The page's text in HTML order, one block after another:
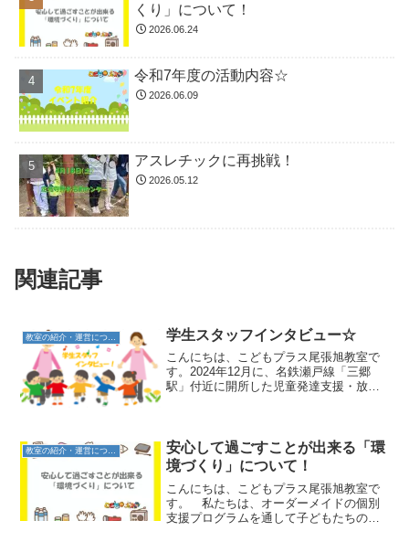
くり」について！
2026.06.24
令和7年度の活動内容☆
2026.06.09
アスレチックに再挑戦！
2026.05.12
関連記事
学生スタッフインタビュー☆
こんにちは、こどもプラス尾張旭教室で
す。2024年12月に、名鉄瀬戸線「三郷
駅」付近に開所した児童発達支援・放課
ちの小さな¨できた！...
安心して過ごすことが出来る「環
境づくり」について！
こんにちは、こどもプラス尾張旭教室で
す。 私たちは、オーダーメイドの個別
支援プログラムを通して子どもたちの小